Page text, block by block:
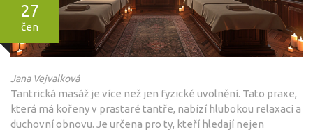
27
čen
Jana Vejvalková
Tantrická masáž je více než jen fyzické uvolnění. Tato praxe,
která má kořeny v prastaré tantře, nabízí hlubokou relaxaci a
duchovní obnovu. Je určena pro ty, kteří hledají nejen